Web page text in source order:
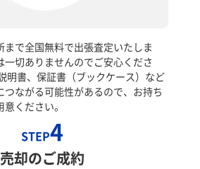
まで全国無料で出張査定いたしま
一切ありませんのでご安心くださ
明書、保証書（ブックケース）など
つながる可能性があるので、お持ち
ください。
STEP4
売却のご成約